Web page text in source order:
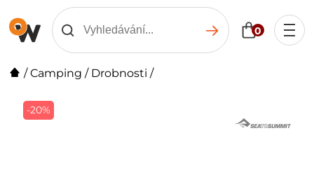
0
/Camping / Drobnosti /
-20%